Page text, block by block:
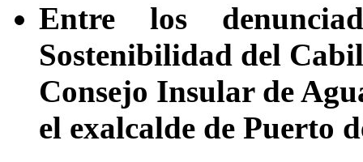
Entre los
Sostenibilidad del
Consejo Insular de
el exalcalde de Puerto